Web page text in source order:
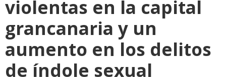
violentas en la capital
grancanaria y un
aumento en los delitos
de índole sexual